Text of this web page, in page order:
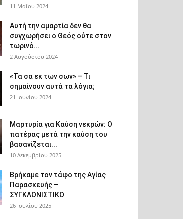
11 Μαΐου 2024
Αυτή την αμαρτία δεν θα
συγχωρήσει ο Θεός ούτε στον
τωρινό...
2 Αυγούστου 2024
«Τα σα εκ των σων» – Τι
σημαίνουν αυτά τα λόγια;
21 Ιουνίου 2024
Μαρτυρία για Καύση νεκρών: Ο
πατέρας μετά την καύση του
βασανίζεται...
10 Δεκεμβρίου 2025
Βρήκαμε τον τάφο της Αγίας
Παρασκευής –
ΣΥΓΚΛΟΝΙΣΤΙΚΟ
26 Ιουλίου 2025